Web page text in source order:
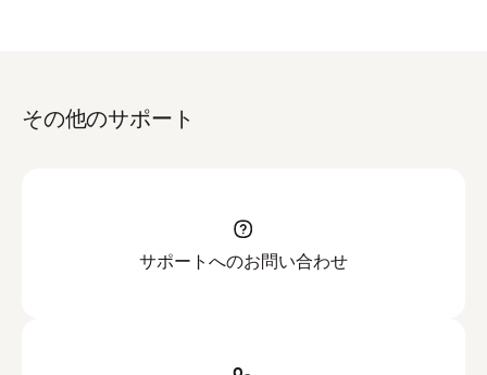
その他のサポート
サポートへのお問い合わせ